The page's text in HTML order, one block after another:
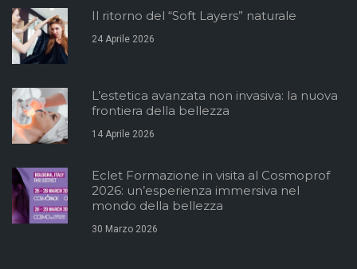
Il ritorno del “Soft Layers” naturale
24 Aprile 2026
L’estetica avanzata non invasiva: la nuova
frontiera della bellezza
14 Aprile 2026
Eclet Formazione in visita al Cosmoprof
2026: un’esperienza immersiva nel
mondo della bellezza
30 Marzo 2026